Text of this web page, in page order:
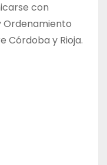
con
Ordenamiento
Córdoba y Rioja.